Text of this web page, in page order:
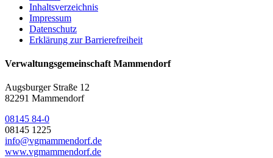
Inhaltsverzeichnis
Impressum
Datenschutz
Erklärung zur Barrierefreiheit
Verwaltungsgemeinschaft Mammendorf
Augsburger Straße 12
82291 Mammendorf
08145 84-0
08145 1225
info@vgmammendorf.de
www.vgmammendorf.de